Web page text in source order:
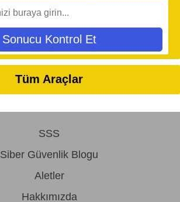
Sonucu Kontrol Et
Tüm Araçlar
SSS
Siber Güvenlik Blogu
Aletler
Hakkımızda